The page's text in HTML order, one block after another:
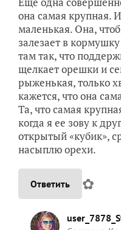
кажется, что она
Та, что самая
когда я ее зову к
открытый «кубик»,
насыплю орехи.
Ответить ✿
Светлана Кл
Голицыно
14 мая
Я сегодня на
Ответить ✿